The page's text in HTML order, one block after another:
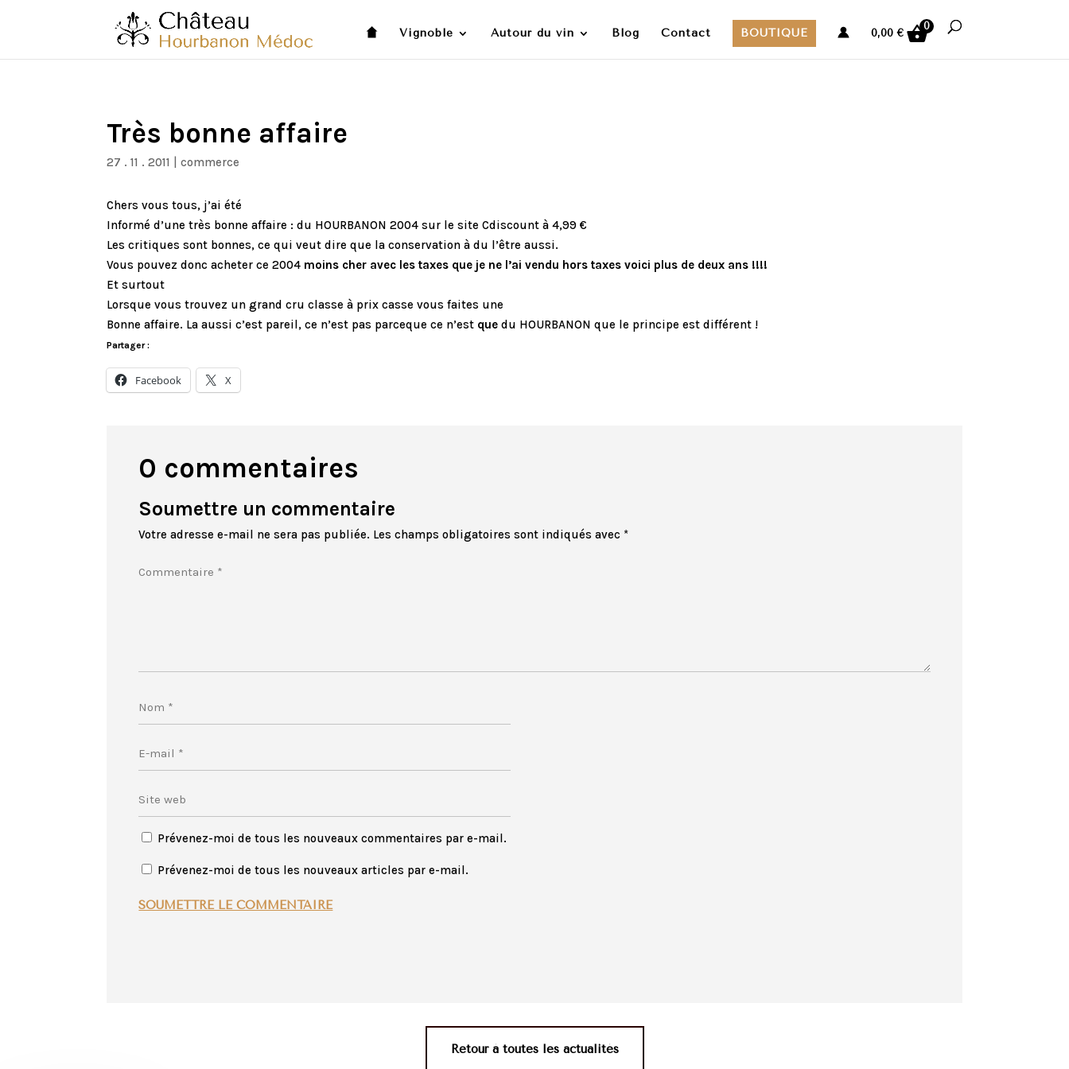
Vignoble Autour du vin Blog Contact BOUTIQUE 0,00€
0
Très bonne affaire
27 . 11 . 2011 |commerce
Chers vous tous, j’ai été
Informé d’une très bonne affaire : du HOURBANON 2004 sur le site Cdiscount à 4,99 €
Les critiques sont bonnes, ce qui veut dire que la conservation à du l’être aussi.
Vous pouvez donc acheter ce 2004 moins cher avec les taxes que je ne l’ai vendu hors taxes voici plus de deux ans !!!!
Et surtout
Lorsque vous trouvez un grand cru classe à prix casse vous faites une
Bonne affaire. La aussi c’est pareil, ce n’est pas parceque ce n’est quedu HOURBANON que le principe est différent !
Partager :
Facebook X
0 commentaires
Soumettre un commentaire
Votre adresse e-mail ne sera pas publiée. Les champs obligatoires sont indiqués avec *
Prévenez-moi de tous les nouveaux commentaires par e-mail.
Prévenez-moi de tous les nouveaux articles par e-mail.
SOUMETTRE LE COMMENTAIRE
Retour à toutes les actualités